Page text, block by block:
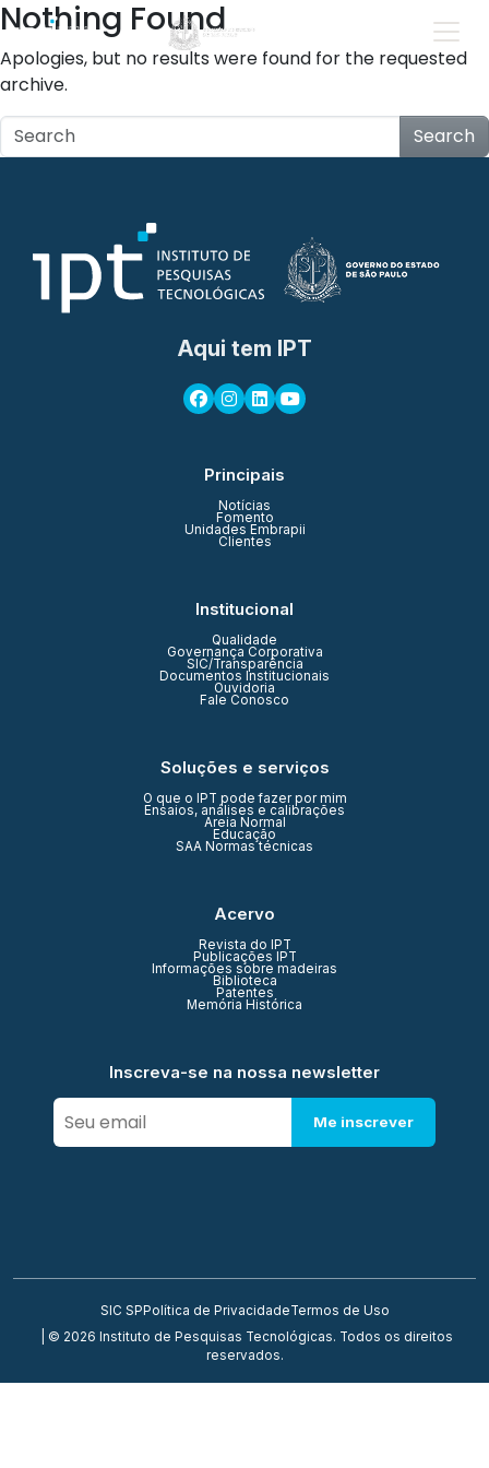
Nothing Found
Apologies, but no results were found for the requested
archive.
Search
Aqui tem IPT
Principais
Notícias
Fomento
Unidades Embrapii
Clientes
Institucional
Qualidade
Governança Corporativa
SIC/Transparência
Documentos Institucionais
Ouvidoria
Fale Conosco
Soluções e serviços
O que o IPT pode fazer por mim
Ensaios, análises e calibrações
Areia Normal
Educação
SAA Normas técnicas
Acervo
Revista do IPT
Publicações IPT
Informações sobre madeiras
Biblioteca
Patentes
Memória Histórica
Inscreva-se na nossa newsletter
Me inscrever
SIC SP Política de PrivacidadeTermos de Uso
| © 2026 Instituto de Pesquisas Tecnológicas. Todos os direitos
reservados.